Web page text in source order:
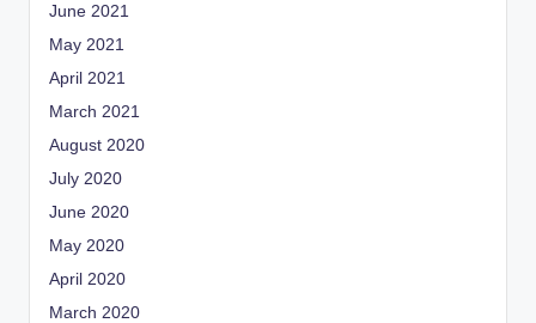
June 2021
May 2021
April 2021
March 2021
August 2020
July 2020
June 2020
May 2020
April 2020
March 2020